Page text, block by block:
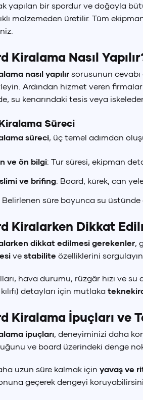
₺
yapılan bir spordur ve doğayla
malzemeden üretilir. Tüm
Kiralama Nasıl
nasıl yapılır sorusunun
Ardından hizmet veren
su kenarındaki tesis veya
Süreci
süreci, üç temel adımdan
ve ön bilgi: Tur süresi, ekipman
ve brifing: Board, kürek, can
Belirlenen süre boyunca su
Kiralarken Dikkat
dikkat edilmesi gerekenler,
ve stabilite özelliklerini
hava durumu, rüzgâr hızı ve
detayları için mutlaka
Kiralama İpuçları ve
ipuçları, deneyiminizi daha
ve board üzerindeki denge
uzun süre kalmak için yavaş ve
geçerek dengeyi